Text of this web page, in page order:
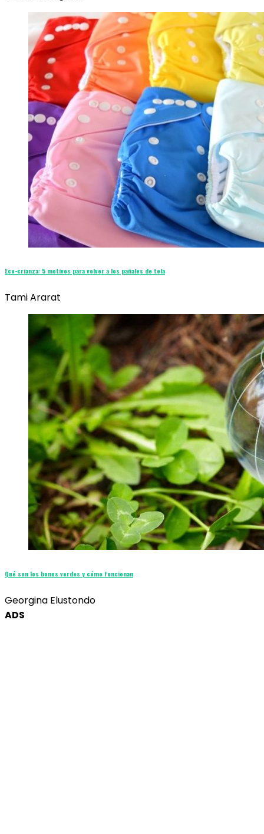
Eco-crianza: 5 motivos para volver a los pañales de tela
Tami Ararat
Qué son los bonos verdes y cómo funcionan
Georgina Elustondo
ADS